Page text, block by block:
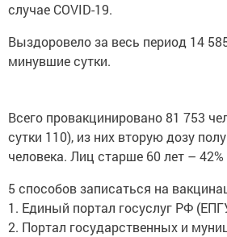
случае COVID-19.
Выздоровело за весь период 14
минувшие сутки.
Всего провакцинировано 81 753
сутки 110), из них вторую дозу
человека. Лиц старше 60 лет – 42%
5 способов записаться на
1. Единый портал госуслуг РФ
2. Портал государственных и